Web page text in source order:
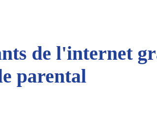
de l'internet
parental